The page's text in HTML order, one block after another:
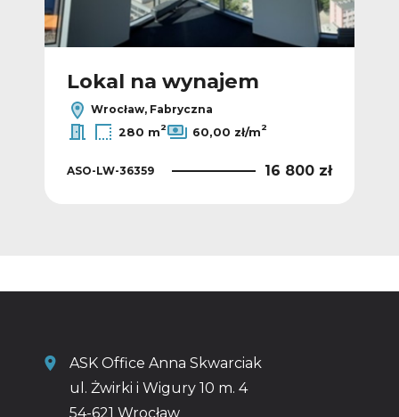
Lokal na wynajem
Wrocław, Fabryczna
280 m2 60,00 zł/m2
ASO-LW-36359 16 800 zł
ASK Office Anna Skwarciak
ul. Żwirki i Wigury 10 m. 4
54-621 Wrocław